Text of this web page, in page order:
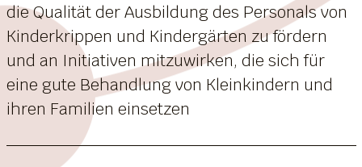
die Qualität der Ausbildung des Personals von
Kinderkrippen und Kindergärten zu fördern
und an Initiativen mitzuwirken, die sich für
eine gute Behandlung von Kleinkindern und
ihren Familien einsetzen